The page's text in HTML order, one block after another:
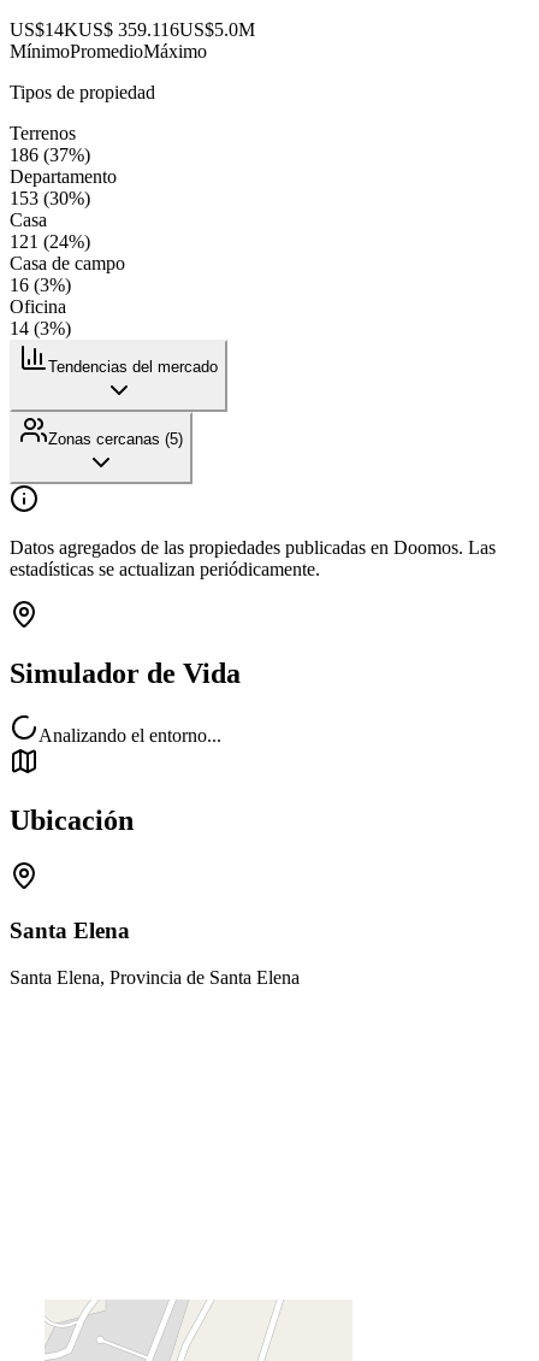
US$14KUS$ 359.116US$5.0M
MínimoPromedioMáximo
Tipos de propiedad
Terrenos
186 (37%)
Departamento
153 (30%)
Casa
121 (24%)
Casa de campo
16 (3%)
Oficina
14 (3%)
Tendencias del mercado
Zonas cercanas (5)
Datos agregados de las propiedades publicadas en Doomos. Las
estadísticas se actualizan periódicamente.
Simulador de Vida
Analizando el entorno...
Ubicación
Santa Elena
Santa Elena, Provincia de Santa Elena